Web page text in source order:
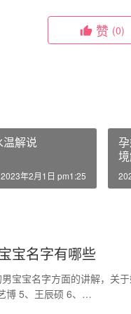
赞 (0)
温解说
2023年2月1日 pm1:25
宝名字有哪些
宝宝名字方面的讲解，关
博 5、王辰硕 6、…